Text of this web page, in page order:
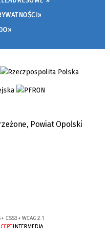
Powiat Opolski
+ CSS3+ WCAG 2.1
INTERMEDIA